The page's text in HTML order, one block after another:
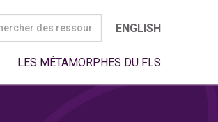
ENGLISH
LES MÉTAMORPHES DU FLS